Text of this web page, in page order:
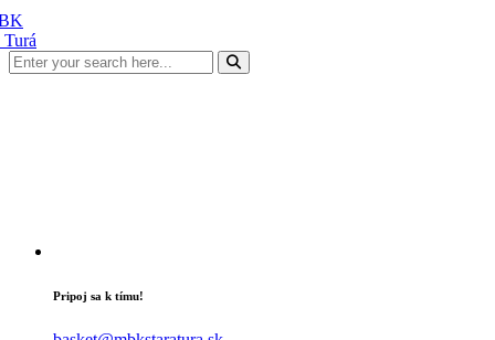
Pripoj sa k tímu!